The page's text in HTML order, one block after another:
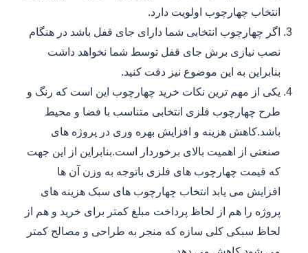
انتخاب چهارچوب اولویت دارد.
اگر چهارچوب انتخابی شما دارای جای قفل باشد در هنگام
نصب نیازی برش جای قفل توسط شما نخواهد داشت
بنابراین به این موضوع نیز دقت کنید.
یکی از مهم ترین نکات خرید چهارچوب این است که رنگ و
طرح چهارچوب فلزی انتخابی متناسب با فضا و محیط
باشد.کاهش هزینه و افزایش بهره وری در پروژه های
صنعتی از اهمیت بالای برخوردار است.بنابراین از این جهت
که قیمت چهارچوب های فلزی باتوجه به وزن آن ها
افزایش می یابد انتخاب چهارچوب های سبک هزینه های
پروژه را هم از لحاظ پرداخت مبلغ کمتر برای خرید و هم از
لحاظ سبکی کلی سازه که منجر به طراحی و مصالح کمتر